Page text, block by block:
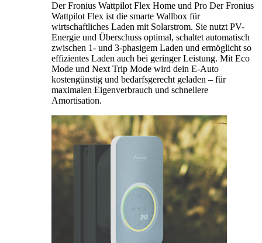
Der Fronius Wattpilot Flex Home und Pro Der Fronius
Wattpilot Flex ist die smarte Wallbox für
wirtschaftliches Laden mit Solarstrom. Sie nutzt PV-
Energie und Überschuss optimal, schaltet automatisch
zwischen 1- und 3-phasigem Laden und ermöglicht so
effizientes Laden auch bei geringer Leistung. Mit Eco
Mode und Next Trip Mode wird dein E-Auto
kostengünstig und bedarfsgerecht geladen – für
maximalen Eigenverbrauch und schnellere
Amortisation.